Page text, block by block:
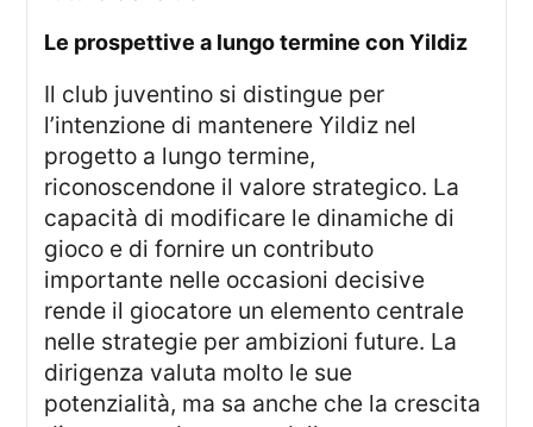
le prospettive a lungo termine con Yildiz
Il club juventino si distingue per
l’intenzione di mantenere Yildiz nel
progetto a lungo termine,
riconoscendone il valore strategico. La
capacità di modificare le dinamiche di
gioco e di fornire un contributo
importante nelle occasioni decisive
rende il giocatore un elemento centrale
nelle strategie per ambizioni future. La
dirigenza valuta molto le sue
potenzialità, ma sa anche che la crescita